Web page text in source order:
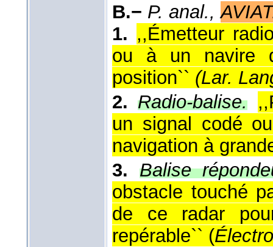
B.− P. anal.,
1. ,,Émetteur
ou à un navire
position`` (Lar.
2. Radio-balise.
un signal codé
navigation à
3. Balise
obstacle touché
de ce radar
repérable`` (